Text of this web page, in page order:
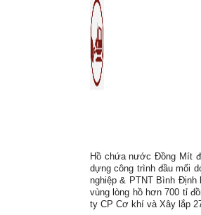
Hồ chứa nước Đồng Mít
dựng công trình đầu mối
nghiệp & PTNT Bình
vùng lòng hồ hơn 700 tỉ
ty CP Cơ khí và Xây lắp